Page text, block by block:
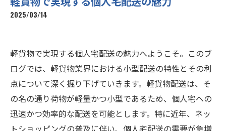
2025/03/14
軽貨物で実現する個人宅配送の魅力へようこそ。このブ
ログでは、軽貨物業界における小型配送の特性とその利
点について深く掘り下げていきます。軽貨物配送は、そ
の名の通り荷物が軽量かつ小型であるため、個人宅への
迅速かつ効率的な配送を可能とします。特に近年、ネッ
トショッピングの普及に伴い、個人宅配送の需要が急増